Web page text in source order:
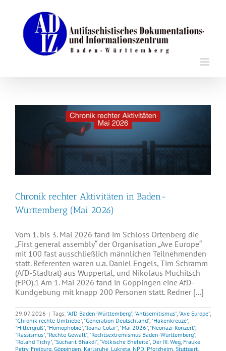
springen
Chronik rechter Aktivitäten in Baden-
Württemberg (Mai 2026)
Vom 1. bis 3. Mai 2026 fand im Schloss Ortenberg die
„First general assembly“ der Organisation „Ave Europe“
mit 100 fast ausschließlich männlichen Teilnehmenden
statt. Referenten waren u.a. Daniel Engels, Tim Schramm
(AfD-Stadtrat) aus Wuppertal, und Nikolaus Muchitsch
(FPÖ).1 Am 1. Mai 2026 fand in Göppingen eine AfD-
Kundgebung mit knapp 200 Personen statt. Redner [...]
29.07.2026 | Tags: "AfD Baden-Württemberg", "Antisemitismus", "Ave Europe",
"Chronik rechte Umtriebe", "Generation Deutschland", "Hakenkreuze",
"Hitlergruß", "Homophobie", "Joana Cotar", "Mai 2026", "Neonazi-Konzert",
"Rassismus", "Rechte Gewalt", "Rechtsextremismus Baden-Württemberg",
"Roland Tichy", "Sucharit Bhakdi", "Völkische Eheleite", Der III. Weg, Frauke
Petry, Freiburg, Göppingen, Karlsruhe, Lukreta, NPD, Pforzheim, Stuttgart,